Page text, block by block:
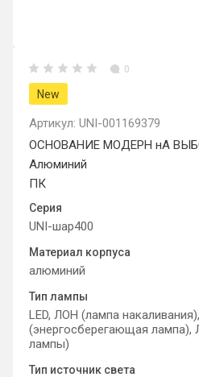
0
New
Артикул: UNI-001169379
ОСНОВАНИЕ МОДЕРН нА
Алюминий
ПК
Серия
UNI-шар400
Материал корпуса
алюминий
Тип лампы
LED, ЛОН (лампа
(энергосберегающая
лампы)
Тип источник света